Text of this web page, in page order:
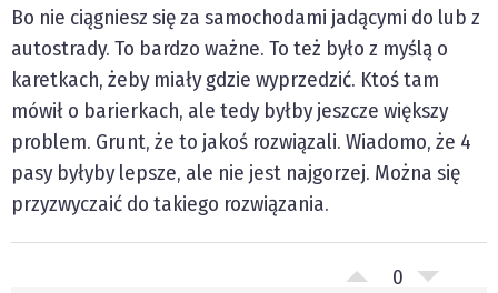
Bo nie ciągniesz się za samochodami jadącymi do lub z
autostrady. To bardzo ważne. To też było z myślą o
karetkach, żeby miały gdzie wyprzedzić. Ktoś tam
mówił o barierkach, ale tedy byłby jeszcze większy
problem. Grunt, że to jakoś rozwiązali. Wiadomo, że 4
pasy byłyby lepsze, ale nie jest najgorzej. Można się
przyzwyczaić do takiego rozwiązania.
0